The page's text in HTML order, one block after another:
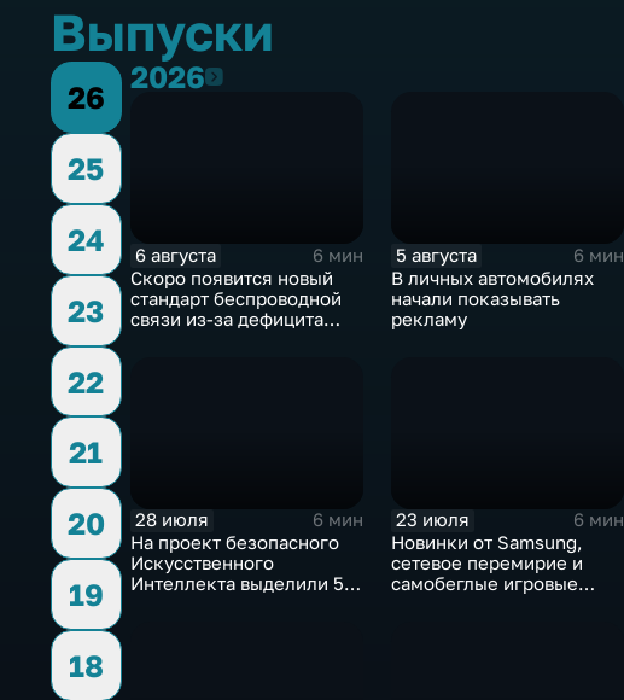
Выпуски
26
25
24
23
22
21
20
19
18
20262026
6 августа
6 мин
Скоро появится новый
стандарт беспроводной
связи из-за дефицита
5 августа
6 мин
В личных автомобилях
начали показывать
рекламу
28 июля
6 мин
На проект безопасного
Искусственного
Интеллекта выделили 5
23 июля
6 мин
Новинки от Samsung,
сетевое перемирие и
самобеглые игровые